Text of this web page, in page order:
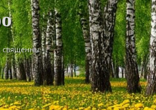
священны